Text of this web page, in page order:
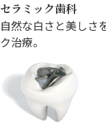
セラミック歯科
自然な白さと美しさ
ク治療。